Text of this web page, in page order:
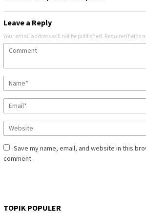
Leave a Reply
Your email address will not be published. Required fields
Save my name, email, and website in this
comment.
TOPIK POPULER